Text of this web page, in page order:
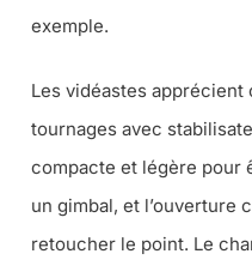
exemple.
Les vidéastes
tournages avec
compacte et légère pour
un gimbal, et l’ouverture
retoucher le point. Le